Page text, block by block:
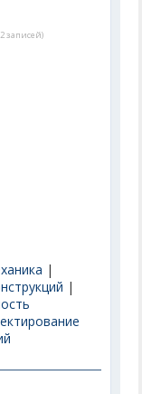
записей)
|
|